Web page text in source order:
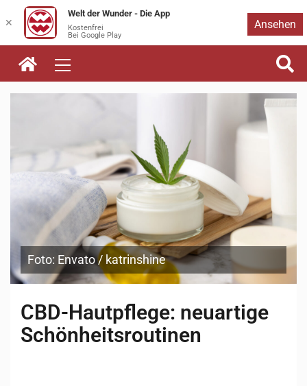
Zum
Inhalt
springen
Foto: Envato / katrinshine
CBD-Hautpflege: neuartige
Schönheitsroutinen
✕
Welt der Wunder - Die App
Kostenfrei
Bei Google Play
Ansehen